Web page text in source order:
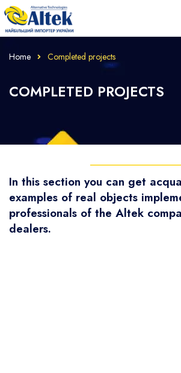
Home Completed projects
COMPLETED PROJECTS
In this section you can get
examples of real objects
professionals of the Altek
dealers.